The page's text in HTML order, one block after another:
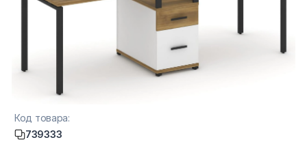
Код товара:
739333
Столы для переговоров
Стойки ресепшн
Офисные кресла и стулья